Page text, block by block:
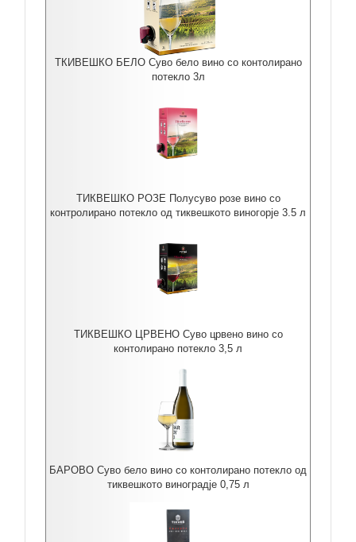
ТКИВЕШКО БЕЛО Суво бело вино со контолирано
потекло 3л
ТИКВЕШКО РОЗЕ Полусуво розе вино со
контролирано потекло од тиквешкото виногорје 3.5 л
ТИКВЕШКО ЦРВЕНО Суво црвено вино со
контолирано потекло 3,5 л
БАРОВО Суво бело вино со контолирано потекло од
тиквешкото виноградје 0,75 л